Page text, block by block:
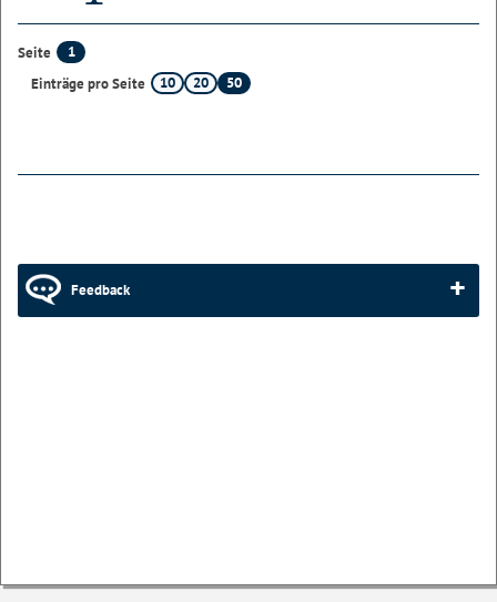
Seite
1
Einträge pro Seite
10 20 50
Feedback